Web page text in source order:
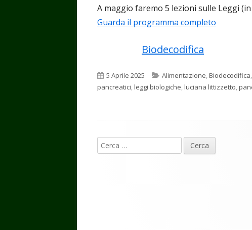
A maggio faremo 5 lezioni sulle Leggi
Guarda il programma completo
Biodecodifica
Pubblicato
5 Aprile 2025 Categorie
Alimentazione,Biodecodifica,
pancreatici,leggi biologiche,luciana littizzetto,
piè
Ricerca
per: